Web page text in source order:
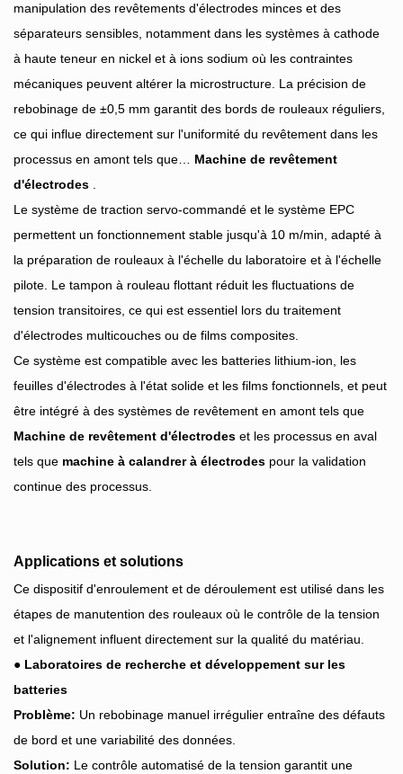
manipulation des revêtements d'électrodes minces et des
séparateurs sensibles, notamment dans les systèmes à cathode
à haute teneur en nickel et à ions sodium où les contraintes
mécaniques peuvent altérer la microstructure. La précision de
rebobinage de ±0,5 mm garantit des bords de rouleaux réguliers,
ce qui influe directement sur l'uniformité du revêtement dans les
processus en amont tels que… Machine de revêtement
d'électrodes
Le système de traction servo-commandé et le système EPC
permettent un fonctionnement stable jusqu'à 10 m/min, adapté à
la préparation de rouleaux à l'échelle du laboratoire et à l'échelle
pilote. Le tampon à rouleau flottant réduit les fluctuations de
tension transitoires, ce qui est essentiel lors du traitement
d'électrodes multicouches ou de films composites.
Ce système est compatible avec les batteries lithium-ion, les
feuilles d'électrodes à l'état solide et les films fonctionnels, et peut
être intégré à des systèmes de revêtement en amont tels que
Machine de revêtement d'électrodes et les processus en aval
tels que machine à calandrer à électrodes pour la validation
continue des processus.
Applications et solutions
Ce dispositif d'enroulement et de déroulement est utilisé dans les
étapes de manutention des rouleaux où le contrôle de la tension
et l'alignement influent directement sur la qualité du matériau.
● Laboratoires de recherche et développement sur les
batteries
Problème: Un rebobinage manuel irrégulier entraîne des défauts
de bord et une variabilité des données.
Solution: Le contrôle automatisé de la tension garantit une